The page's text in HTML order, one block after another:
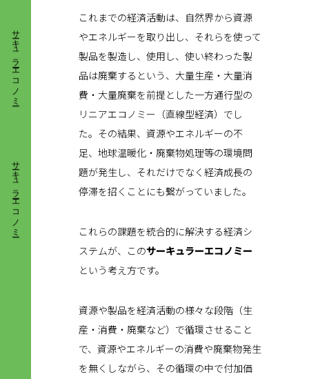
サーキュラーエコノミー
サーキュラーエコノミー
これまでの経済活動は、自然界から資源
やエネルギーを取り出し、それらを使って
製品を製造し、使用し、使い終わった製
品は廃棄するという、大量生産・大量消
費・大量廃棄を前提とした一方通行型の
リニアエコノミー（直線型経済）でし
た。その結果、資源やエネルギーの不
足、地球温暖化・廃棄物処理等の環境問
題が発生し、それだけでなく経済成長の
停滞を招くことにも繋がっていました。
これらの課題を統合的に解決する経済シ
ステムが、このサーキュラーエコノミー
という考え方です。
資源や製品を経済活動の様々な段階（生
産・消費・廃棄など）で循環させること
で、資源やエネルギーの消費や廃棄物発生
を無くしながら、その循環の中で付加価